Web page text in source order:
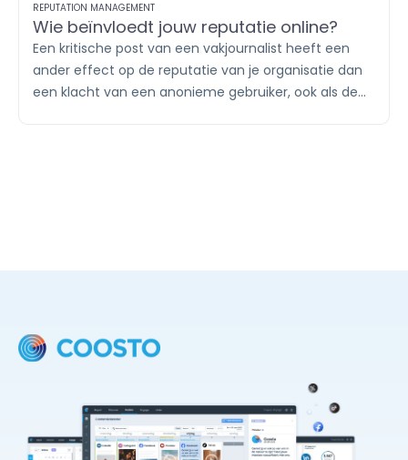
REPUTATION MANAGEMENT
Wie beïnvloedt jouw reputatie online?
Een kritische post van een vakjournalist heeft een
ander effect op de reputatie van je organisatie dan
een klacht van een anonieme gebruiker, ook als de